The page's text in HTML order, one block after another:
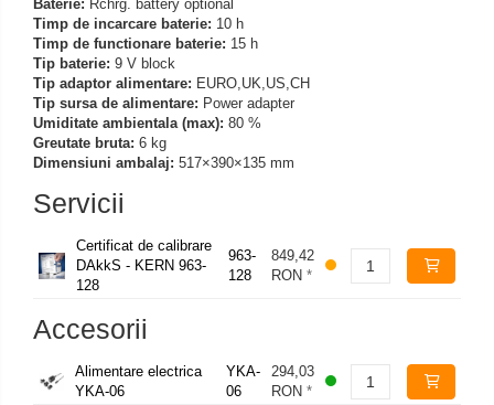
Baterie: Rchrg. battery optional
Timp de incarcare baterie: 10 h
Timp de functionare baterie: 15 h
Tip baterie: 9 V block
Tip adaptor alimentare: EURO,UK,US,CH
Tip sursa de alimentare: Power adapter
Umiditate ambientala (max): 80 %
Greutate bruta: 6 kg
Dimensiuni ambalaj: 517×390×135 mm
Servicii
Certificat de calibrare
DAkkS - KERN 963-
128
963-
128
849,42
RON*
Accesorii
Alimentare electrica
YKA-06
YKA-
06
294,03
RON *